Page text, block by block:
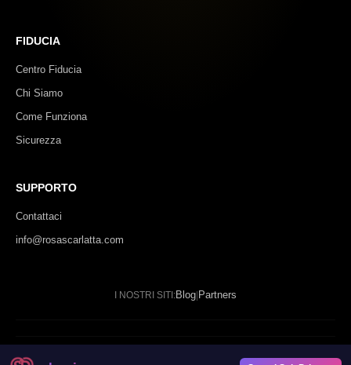
FIDUCIA
Centro Fiducia
Chi Siamo
Come Funziona
Sicurezza
SUPPORTO
Contattaci
info@rosascarlatta.com
I NOSTRI SITI:Blog Partners